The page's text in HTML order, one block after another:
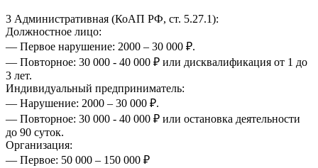
3 Административная (КоАП РФ, ст. 5.27.1):
Должностное лицо:
— Первое нарушение: 2000 – 30 000 ₽.
— Повторное: 30 000 - 40 000 ₽ или дисквалификация от 1 до
3 лет.
Индивидуальный предприниматель:
— Нарушение: 2000 – 30 000 ₽.
— Повторное: 30 000 - 40 000 ₽ или остановка деятельности
до 90 суток.
Организация:
— Первое: 50 000 – 150 000 ₽